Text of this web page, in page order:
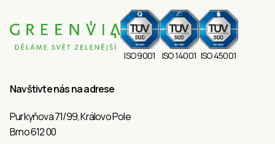
ISO 9001 ISO 14001 ISO 45001
Navštivte nás na adrese
Purkyňova 71/99, Královo Pole
Brno 612 00